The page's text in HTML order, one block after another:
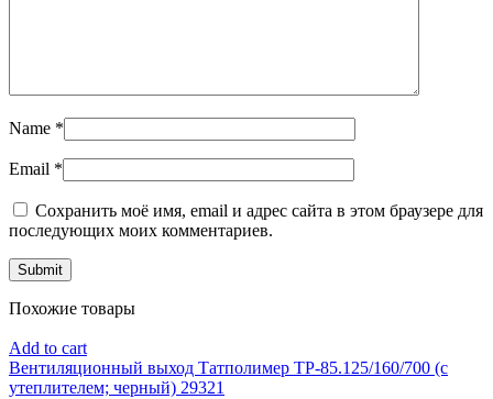
Name *
Email *
Сохранить моё имя, email и адрес сайта в этом браузере для
последующих моих комментариев.
Похожие товары
Add to cart
Вентиляционный выход Татполимер ТР-85.125/160/700 (с
утеплителем; черный) 29321